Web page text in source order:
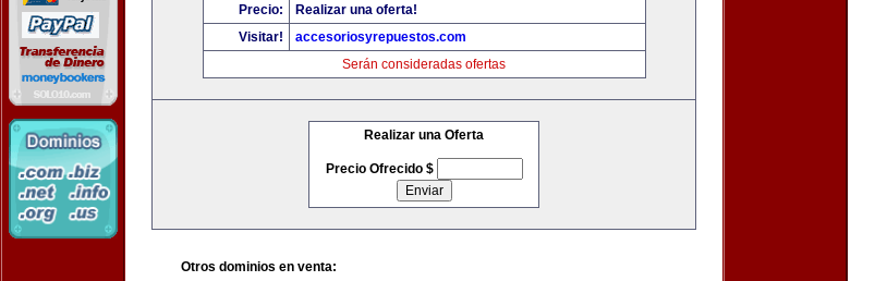
Precio:
Realizar una oferta!
Visitar!
accesoriosyrepuestos.com
Serán consideradas ofertas
Realizar una Oferta
Precio Ofrecido $
Otros dominios en venta: